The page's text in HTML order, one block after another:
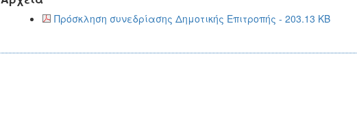
Πρόσκληση συνεδρίασης Δημοτικής Επιτροπής - 203.13 KB